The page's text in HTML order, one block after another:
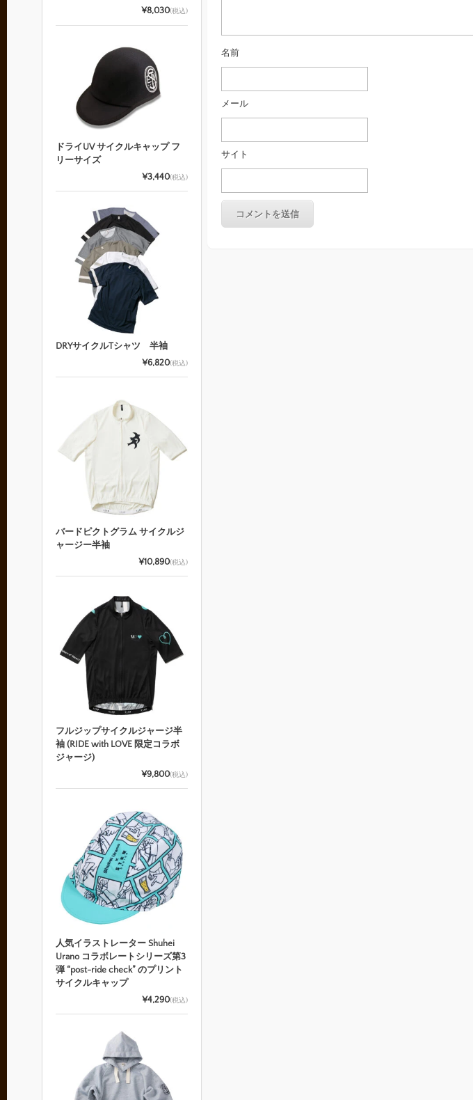
名前
メール
サイト
¥8,030(税込)
ドライUV サイクルキャップ フ
リーサイズ
¥3,440(税込)
DRYサイクルTシャツ 半袖
¥6,820(税込)
バードピクトグラム サイクルジ
ャージー半袖
¥10,890(税込)
フルジップサイクルジャージ半
袖 (RIDE with LOVE 限定コラボ
ジャージ)
¥9,800(税込)
人気イラストレーター Shuhei
Urano コラボレートシリーズ第3
弾 “post-ride check” のプリント
サイクルキャップ
¥4,290(税込)